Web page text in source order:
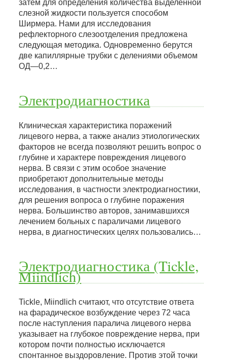
затем для определения количества выделенной
слезной жидкости пользуется способом
Ширмера. Нами для исследования
рефлекторного слезоотделения предложена
следующая методика. Одновременно берутся
две капиллярные трубки с делениями объемом
ОД—0,2…
Электродиагностика
Клиническая характеристика поражений
лицевого нерва, а также анализ этиологических
факторов не всегда позволяют решить вопрос о
глубине и характере повреждения лицевого
нерва. В связи с этим особое значение
приобретают дополнительные методы
исследования, в частности электродиагностики,
для решения вопроса о глубине поражения
нерва. Большинство авторов, занимавшихся
лечением больных с параличами лицевого
нерва, в диагностических целях пользовались…
Электродиагностика (Tickle,
Miindlich)
Tickle, Miindlich считают, что отсутствие ответа
на фарадическое возбуждение через 72 часа
после наступления паралича лицевого нерва
указывает на глубокое повреждение нерва, при
котором почти полностью исключается
спонтанное выздоровление. Против этой точки